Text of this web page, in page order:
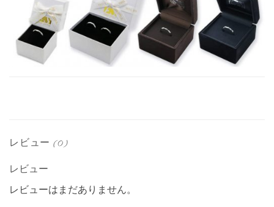
レビュー (0)
レビュー
レビューはまだありません。